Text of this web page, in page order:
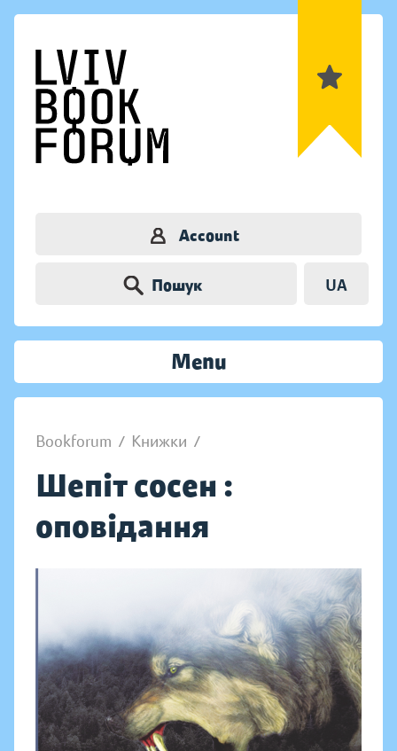
Account
Пошук UA
Menu
Bookforum / Книжки /
Шепіт сосен :
оповідання